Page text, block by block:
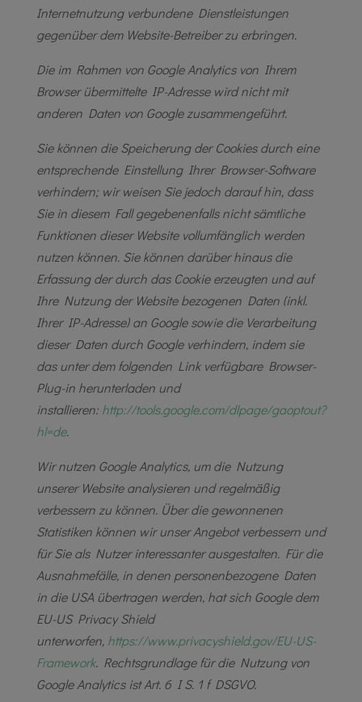
Internetnutzung verbundene Dienstleistungen
gegenüber dem Website-Betreiber zu erbringen.
Die im Rahmen von Google Analytics von Ihrem
Browser übermittelte IP-Adresse wird nicht mit
anderen Daten von Google zusammengeführt.
Sie können die Speicherung der Cookies durch eine
entsprechende Einstellung Ihrer Browser-Software
verhindern; wir weisen Sie jedoch darauf hin, dass
Sie in diesem Fall gegebenenfalls nicht sämtliche
Funktionen dieser Website vollumfänglich werden
nutzen können. Sie können darüber hinaus die
Erfassung der durch das Cookie erzeugten und auf
Ihre Nutzung der Website bezogenen Daten (inkl.
Ihrer IP-Adresse) an Google sowie die Verarbeitung
dieser Daten durch Google verhindern, indem sie
das unter dem folgenden Link verfügbare Browser-
Plug-in herunterladen und
installieren: http://tools.google.com/dlpage/gaoptout?
hl=de.
Wir nutzen Google Analytics, um die Nutzung
unserer Website analysieren und regelmäßig
verbessern zu können. Über die gewonnenen
Statistiken können wir unser Angebot verbessern und
für Sie als Nutzer interessanter ausgestalten. Für die
Ausnahmefälle, in denen personenbezogene Daten
in die USA übertragen werden, hat sich Google dem
EU-US Privacy Shield
unterworfen, https://www.privacyshield.gov/EU-US-
Framework. Rechtsgrundlage für die Nutzung von
Google Analytics ist Art. 6 I S. 1 f DSGVO.